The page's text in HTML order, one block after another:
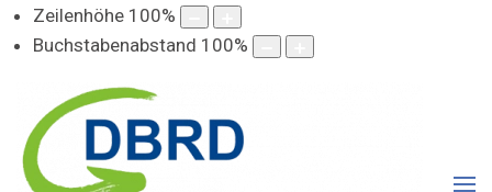
Zeilenhöhe 100%
Buchstabenabstand 100%